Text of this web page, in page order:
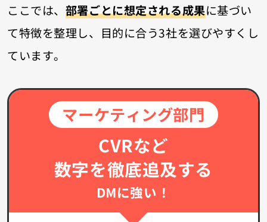
ここでは、 部署ごとに想定される成果に基づい
て特徴を整理し、目的に合う3社を選びやすくし
ています。
マーケティング部門
CVRなど
数字を徹底追及する
DMに強い！